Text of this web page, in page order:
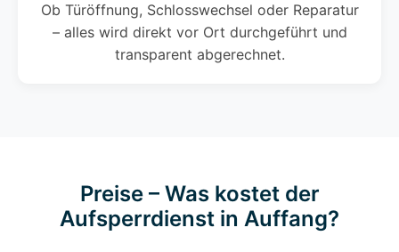
Ob Türöffnung, Schlosswechsel oder Reparatur
– alles wird direkt vor Ort durchgeführt und
transparent abgerechnet.
Preise – Was kostet der
Aufsperrdienst in Auffang?